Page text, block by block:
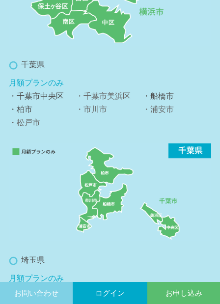
千葉県
月額プランのみ
・千葉市中央区
・千葉市美浜区
・船橋市
・柏市
・市川市
・浦安市
・松戸市
埼玉県
月額プランのみ
・さいたま市大宮
・さいたま市中央
・さいたま市浦和
お問い合わせ ログイン お申し込み